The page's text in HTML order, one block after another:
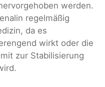
werden.
regelmäßig
da es
wirkt oder die
zur Stabilisierung